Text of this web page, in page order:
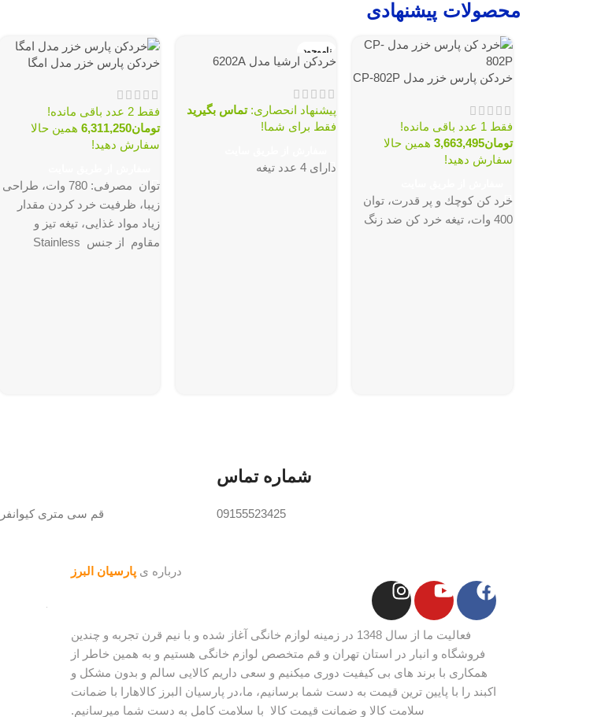
محصولات پیشنهادی
خردكن پارس خزر مدل CP-802P
فقط 1 عدد باقی مانده!
تومان3,663,495 همین حالا
سفارش دهید!
خرد كن كوچك و پر قدرت، توان
400 وات، تيغه خرد كن ضد زنگ
ناموجود
خردکن ارشیا مدل 6202A
پیشنهاد انحصاری:تماس بگیرید
فقط برای شما!
دارای 4 عدد تیغه
خردکن پارس خزر مدل امگا
فقط 2 عدد باقی مانده!
تومان6,311,250 همین حالا
سفارش دهید!
توان مصرفی: 780 وات،
طراحی
زيبا، ظرفيت خرد كردن مقدار
زياد مواد غذايی، تيغه تیز و
مقاوم از جنس Stainless
شماره تماس
09155523425
درباره ی پارسیان البرز
فعالیت ما از سال 1348 در زمینه لوازم خانگی آغاز شده و با نیم قرن تجربه و چندین
فروشگاه و انبار در استان تهران و قم متخصص لوازم خانگی هستیم و به همین خاطر از
همکاری با برند های بی کیفیت دوری میکنیم و سعی داریم کالایی سالم و بدون مشکل و
اکبند را با پایین ترین قیمت به دست شما برسانیم، ما،در پارسیان البرز کالاهارا با ضمانت
سلامت کالا و ضمانت قیمت کالا با سلامت کامل به دست شما میرسانیم.